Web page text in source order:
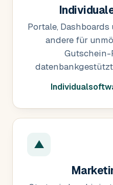
Portale,
andere für
Gutschein-
▲